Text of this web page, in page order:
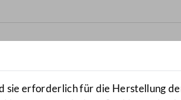
öffnen
sie erforderlich für die Herstellung